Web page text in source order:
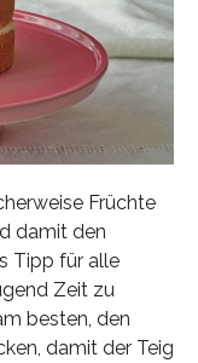
Früchte
damit den
Tipp für alle
Zeit zu
besten, den
damit der Teig